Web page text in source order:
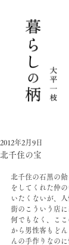
北千住の宝
2012年2月9日
北千住の石黒の
をしてくれた仲
いたくないが、
街のこういう店
何でもなく、こ
から男性客もど
んの手作りなの